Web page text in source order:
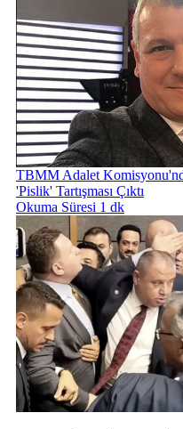
TBMM Adalet
'Pislik' Tartışması Çıktı
Okuma Süresi 1 dk